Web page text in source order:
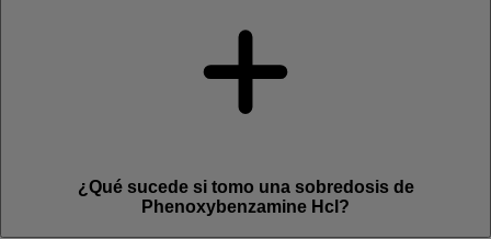
¿Qué sucede si tomo una sobredosis de
Phenoxybenzamine Hcl?